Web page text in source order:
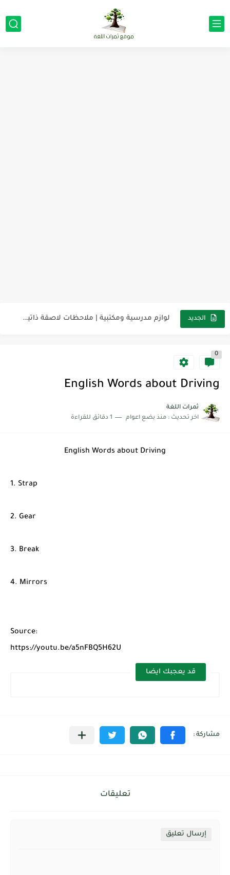
الجديد لوازم مدرسية ومكتبية | ملاحظات لاصقة ذاتية على شكل قلب...
0
English Words about Driving
ثمرات اللغة
اخر تحديث : منذ بضع اعوام 1 دقائق للقراءة
English Words about Driving
1. Strap
2. Gear
3. Break
4. Mirrors
Source:
https://youtu.be/a5nFBQ5H62U
قد يعجبك ايضا
تعليقات
إرسال تعليق